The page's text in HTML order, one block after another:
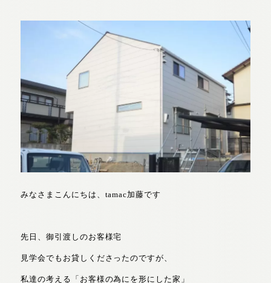
みなさまこんにちは、tamac加藤です
先日、御引渡しのお客様宅
見学会でもお貸しくださったのですが、
私達の考える「お客様の為にを形にした家」